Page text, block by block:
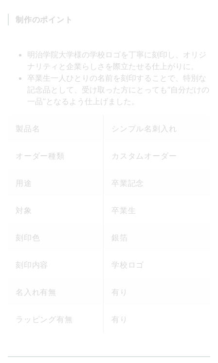
制作のポイント
明治学院大学様の学校ロゴを丁寧に刻印し、オリジ
ナリティと企業らしさを際立たせる仕上がりに。
卒業生一人ひとりの名前を刻印することで、特別な
記念品として、受け取った方にとっても“自分だけの
一品”となるよう仕上げました。
製品名 シンプル名刺入れ
オーダー種類 カスタムオーダー
用途 卒業記念
対象 卒業生
刻印色 銀箔
刻印内容 学校ロゴ
名入れ有無 有り
ラッピング有無 有り